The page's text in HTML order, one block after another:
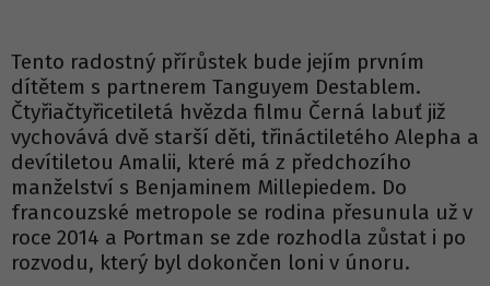
Tento radostný přírůstek bude jejím prvním
dítětem s partnerem Tanguyem Destablem.
Čtyřiačtyřicetiletá hvězda filmu Černá labuť již
vychovává dvě starší děti, třináctiletého Alepha a
devítiletou Amalii, které má z předchozího
manželství s Benjaminem Millepiedem. Do
francouzské metropole se rodina přesunula už v
roce 2014 a Portman se zde rozhodla zůstat i po
rozvodu, který byl dokončen loni v únoru.